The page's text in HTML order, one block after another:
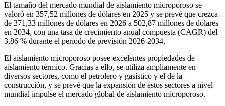
El tamaño del mercado mundial de aislamiento microporoso se
valoró en 357,52 millones de dólares en 2025 y se prevé que crezca
de 371,33 millones de dólares en 2026 a 502,87 millones de dólares
en 2034, con una tasa de crecimiento anual compuesta (CAGR) del
3,86 % durante el período de previsión 2026-2034.
El aislamiento microporoso posee excelentes propiedades de
aislamiento térmico. Gracias a ello, se utiliza ampliamente en
diversos sectores, como el petrolero y gasístico y el de la
construcción, y se prevé que la expansión de estos sectores a nivel
mundial impulse el mercado global de aislamiento microporoso.